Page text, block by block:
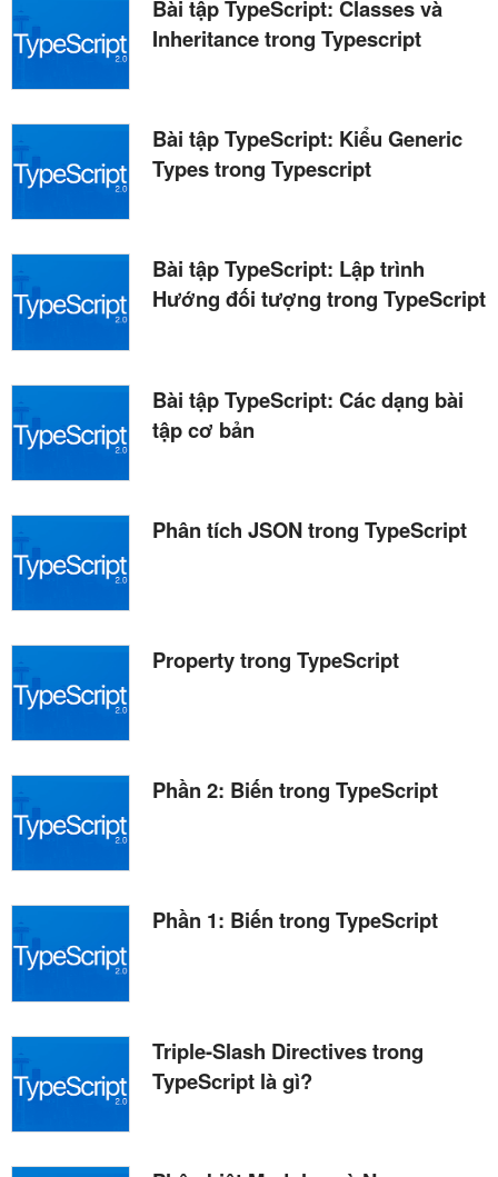
Bài tập TypeScript: Classes và
Inheritance trong Typescript
Bài tập TypeScript: Kiểu Generic
Types trong Typescript
Bài tập TypeScript: Lập trình
Hướng đối tượng trong TypeScript
Bài tập TypeScript: Các dạng bài
tập cơ bản
Phân tích JSON trong TypeScript
Property trong TypeScript
Phần 2: Biến trong TypeScript
Phần 1: Biến trong TypeScript
Triple-Slash Directives trong
TypeScript là gì?